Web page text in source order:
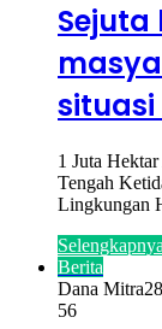
Sejuta
1 Juta
Tengah
Lingkungan
Berita
Dana Mitra
56